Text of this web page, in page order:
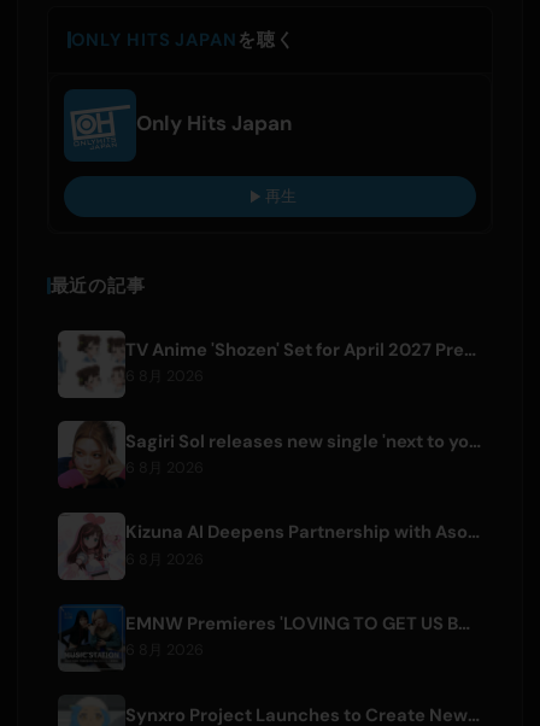
ONLY HITS JAPAN を聴く
Only Hits Japan
再生
最近の記事
TV Anime 'Shozen' Set for April 2027 Premiere on Fuji TV
Sagiri Sol releases new single 'next to your love' after hiatus
Kizuna AI Deepens Partnership with Asobisystem Ahead of 10th Anniversary World Tour
EMNW Premieres 'LOVING TO GET US BY' Music Video on August 7
Synxro Project Launches to Create New IP from Fictional Anime Openings